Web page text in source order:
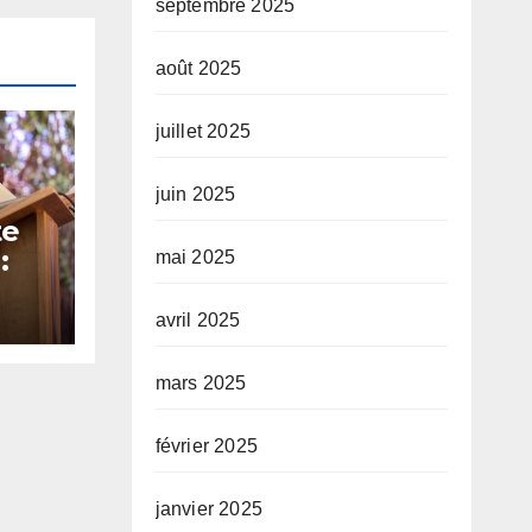
et
sa
septembre 2025
août 2025
juillet 2025
juin 2025
mai 2025
avril 2025
mars 2025
février 2025
janvier 2025